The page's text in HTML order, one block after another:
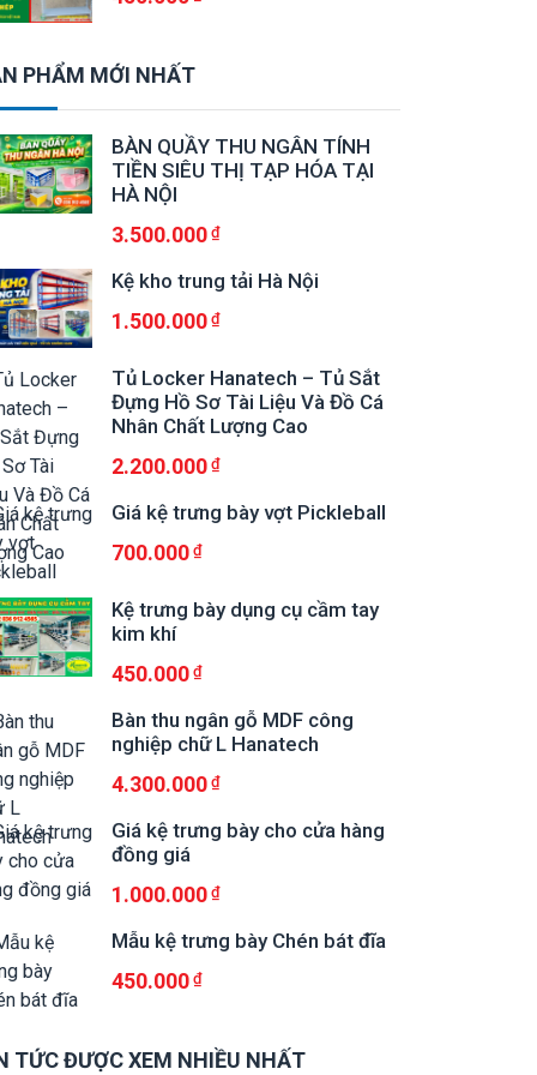
PHẨM MỚI NHẤT
BÀN QUẦY THU NGÂN TÍNH
TIỀN SIÊU THỊ TẠP HÓA TẠI
HÀ NỘI
3.500.000
Kệ kho trung tải Hà Nội
1.500.000
Tủ Locker Hanatech – Tủ Sắt
Đựng Hồ Sơ Tài Liệu Và Đồ Cá
Nhân Chất Lượng Cao
2.200.000
Giá kệ trưng bày vợt Pickleball
700.000
Kệ trưng bày dụng cụ cầm tay
kim khí
450.000
Bàn thu ngân gỗ MDF công
nghiệp chữ L Hanatech
4.300.000
Giá kệ trưng bày cho cửa hàng
đồng giá
1.000.000
Mẫu kệ trưng bày Chén bát đĩa
450.000
TỨC ĐƯỢC XEM NHIỀU NHẤT